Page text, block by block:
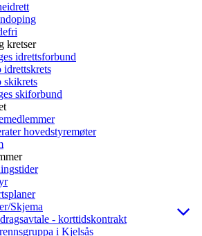
kretser
idrettsforbund
idrettskrets
skikrets
skiforbund
hovedstyremøter
Skjema
- korttidskontrakt
i Kjelsås